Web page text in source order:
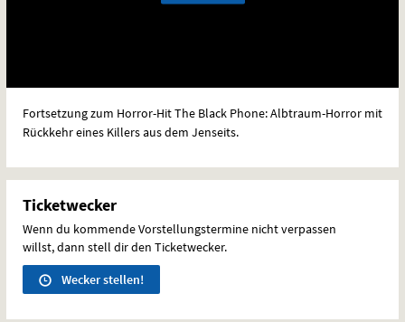
Fortsetzung zum Horror-Hit The Black Phone: Albtraum-Horror mit
Rückkehr eines Killers aus dem Jenseits.
Ticketwecker
Wenn du kommende Vorstellungstermine nicht verpassen
willst, dann stell dir den Ticketwecker.
Wecker stellen!